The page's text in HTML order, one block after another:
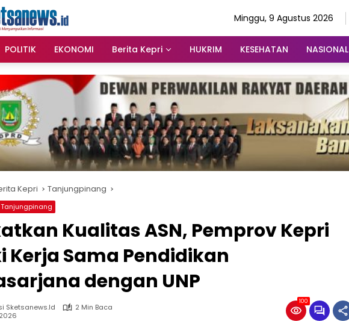
Minggu, 9 Agustus 2026
POLITIK EKONOMI Berita Kepri HUKRIM KESEHATAN NASIONAL
Kepri Tanjungpinang
Tanjungpinang
Kualitas ASN, Pemprov Kepri
Kerja Sama Pendidikan
dengan UNP
Sketsanews.id
2 Min Baca
100